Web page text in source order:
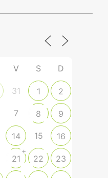
V S D
31 1 2
7 8 9
14 15 16
21
+
22 23